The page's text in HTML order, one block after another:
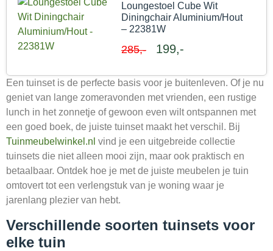
Loungestoel Cube Wit
Diningchair Aluminium/Hout
– 22381W
285,- 199,-
Een tuinset is de perfecte basis voor je buitenleven. Of je nu
geniet van lange zomeravonden met vrienden, een rustige
lunch in het zonnetje of gewoon even wilt ontspannen met
een goed boek, de juiste tuinset maakt het verschil. Bij
Tuinmeubelwinkel.nl vind je een uitgebreide collectie
tuinsets die niet alleen mooi zijn, maar ook praktisch en
betaalbaar. Ontdek hoe je met de juiste meubelen je tuin
omtovert tot een verlengstuk van je woning waar je
jarenlang plezier van hebt.
Verschillende soorten tuinsets voor
elke tuin